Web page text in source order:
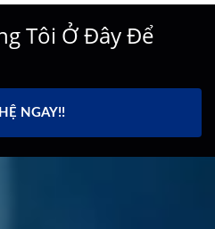
Tôi Ở Đây Để
NGAY!!